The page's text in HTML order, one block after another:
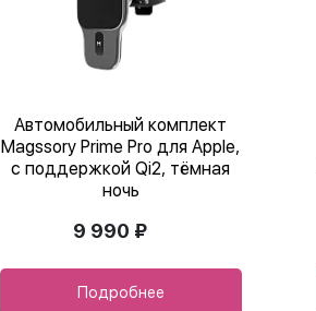
Автомобильный комплект
Magssory Prime Pro для Apple,
с поддержкой Qi2, тёмная
ночь
9 990 ₽
Подробнее